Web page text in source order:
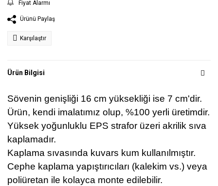
Fiyat Alarmı
Ürünü Paylaş
Karşılaştır
Ürün Bilgisi
Sövenin genişliği 16 cm yüksekliği ise 7 cm'dir.
Ürün, kendi imalatımız olup, %100 yerli üretimdir.
Yüksek yoğunluklu EPS strafor üzeri akrilik sıva
kaplamadır.
Kaplama sıvasında kuvars kum kullanılmıştır.
Cephe kaplama yapıştırıcıları (kalekim vs.) veya
poliüretan ile kolayca monte edilebilir.